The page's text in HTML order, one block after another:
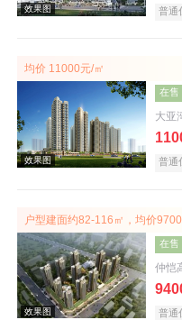
效果图
效果图
普通
均价 11000元/㎡
在售
大亚
普通
户型建面约82-116㎡，均价9700
在售
仲恺
普通